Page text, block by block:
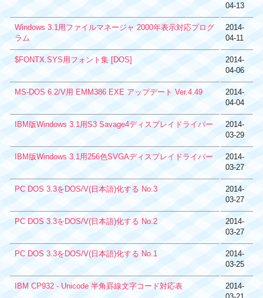
04-13
Windows 3.1用ファイルマネージャ 2000年表示対応プログ
ラム
2014-
04-11
$FONTX.SYS用フォント集 [DOS]
2014-
04-06
MS-DOS 6.2/V用 EMM386.EXE アップデート Ver.4.49
2014-
04-04
IBM版Windows 3.1用S3 Savage4ディスプレイドライバー
2014-
03-29
IBM版Windows 3.1用256色SVGAディスプレイドライバー
2014-
03-27
PC DOS 3.3をDOS/V(日本語)化する No.3
2014-
03-27
PC DOS 3.3をDOS/V(日本語)化する No.2
2014-
03-27
PC DOS 3.3をDOS/V(日本語)化する No.1
2014-
03-25
IBM CP932 - Unicode 半角罫線文字コード対応表
2014-
03-21